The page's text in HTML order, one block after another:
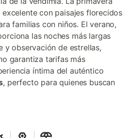
con paisajes florecidos
familias con niños. El verano,
las noches más largas
y observación de estrellas,
garantiza tarifas más
íntima del auténtico
, perfecto para quienes buscan